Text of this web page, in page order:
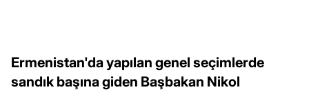
Ermenistan'da yapılan genel seçimlerde
sandık başına giden Başbakan Nikol